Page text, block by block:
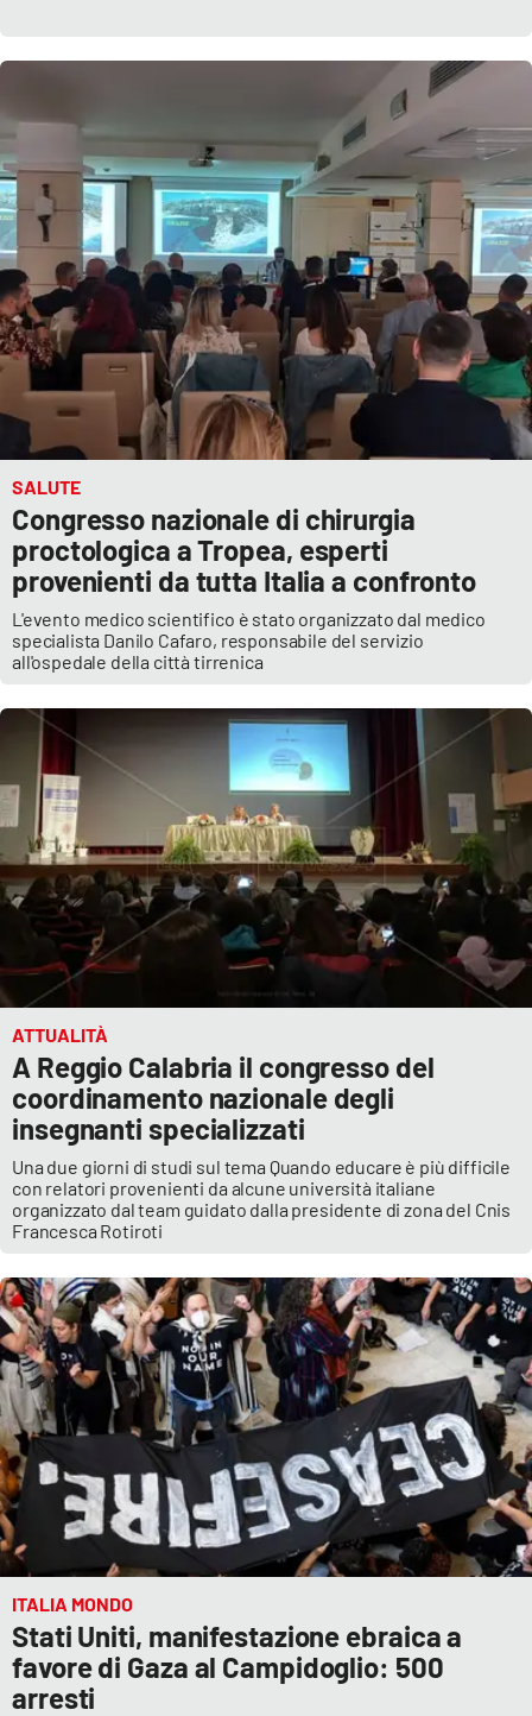
SALUTE
Congresso nazionale di chirurgia
proctologica a Tropea, esperti
provenienti da tutta Italia a confronto
L'evento medico scientifico è stato organizzato dal medico
specialista Danilo Cafaro, responsabile del servizio
all'ospedale della città tirrenica
ATTUALITÀ
A Reggio Calabria il congresso del
coordinamento nazionale degli
insegnanti specializzati
Una due giorni di studi sul tema Quando educare è più difficile
con relatori provenienti da alcune università italiane
organizzato dal team guidato dalla presidente di zona del Cnis
Francesca Rotiroti
ITALIA MONDO
Stati Uniti, manifestazione ebraica a
favore di Gaza al Campidoglio: 500
arresti